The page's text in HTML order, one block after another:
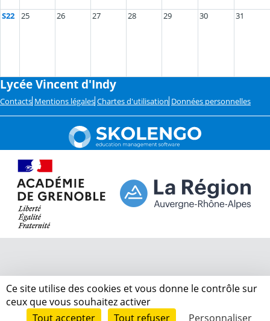
S22 25 26 27 28 29 30 31
Lycée Vincent d'Indy
Contacts Mentions légales Chartes d'utilisation Données personnelles
Ce site utilise des cookies et vous donne le contrôle sur
ceux que vous souhaitez activer
Tout accepter
Tout refuser Personnaliser